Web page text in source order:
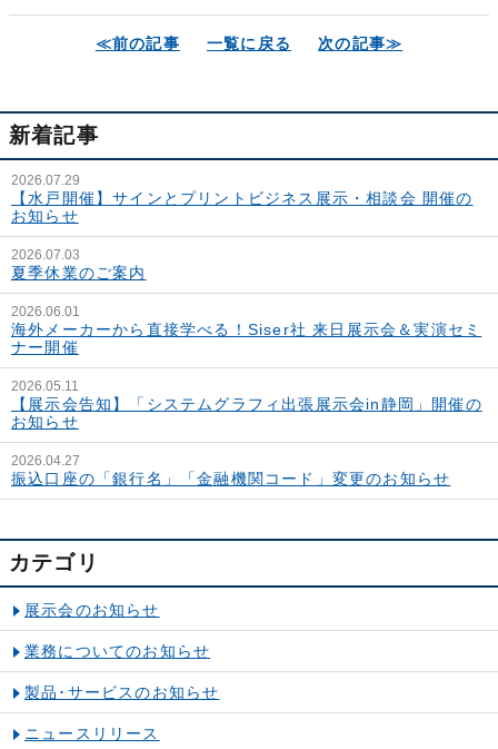
≪前の記事 一覧に戻る 次の記事≫
新着記事
2026.07.29
【水戸開催】サインとプリントビジネス展示・相談会 開催の
お知らせ
2026.07.03
夏季休業のご案内
2026.06.01
海外メーカーから直接学べる！Siser社 来日展示会＆実演セミ
ナー開催
2026.05.11
【展示会告知】「システムグラフィ出張展示会in静岡」開催の
お知らせ
2026.04.27
振込口座の「銀行名」「金融機関コード」変更のお知らせ
カテゴリ
展示会のお知らせ
業務についてのお知らせ
製品･サービスのお知らせ
ニュースリリース